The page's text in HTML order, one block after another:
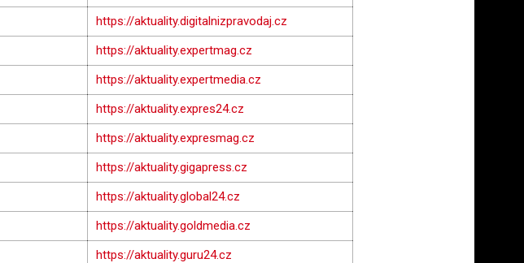
https://aktuality.digitalnizpravodaj.cz
https://aktuality.expertmag.cz
https://aktuality.expertmedia.cz
https://aktuality.expres24.cz
https://aktuality.expresmag.cz
https://aktuality.gigapress.cz
https://aktuality.global24.cz
https://aktuality.goldmedia.cz
https://aktuality.guru24.cz